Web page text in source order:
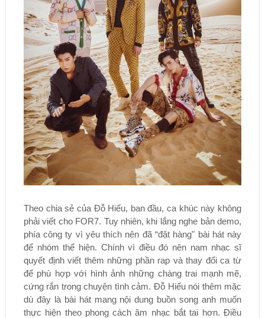
Theo chia sẻ của Đỗ Hiếu, ban đầu, ca khúc này không
phải viết cho FOR7. Tuy nhiên, khi lắng nghe bản demo,
phía công ty vì yêu thích nên đã “đặt hàng" bài hát này
để nhóm thể hiện. Chính vì điều đó nên nam nhạc sĩ
quyết định viết thêm những phần rap và thay đổi ca từ
để phù hợp với hình ảnh những chàng trai mạnh mẽ,
cứng rắn trong chuyện tình cảm. Đỗ Hiếu nói thêm mặc
dù đây là bài hát mang nội dung buồn song anh muốn
thực hiện theo phong cách âm nhạc bắt tai hơn. Điều